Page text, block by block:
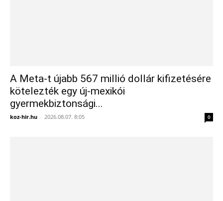
A Meta-t újabb 567 millió dollár kifizetésére
kötelezték egy új-mexikói
gyermekbiztonsági...
koz-hir.hu - 2026.08.07. 8:05 0